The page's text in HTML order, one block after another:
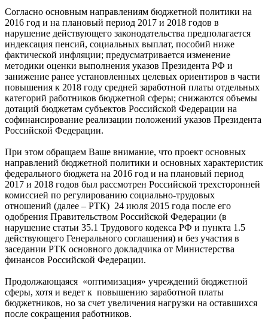
Согласно основным направлениям бюджетной политики на
2016 год и на плановый период 2017 и 2018 годов в
нарушение действующего законодательства предполагается
индексация пенсий, социальных выплат, пособий ниже
фактической инфляции; предусматривается изменение
методики оценки выполнения указов Президента РФ и
занижение ранее установленных целевых ориентиров в части
повышения к 2018 году средней заработной платы отдельных
категорий работников бюджетной сферы; снижаются объемы
дотаций бюджетам субъектов Российской Федерации на
софинансирование реализации положений указов Президента
Российской Федерации.
При этом обращаем Ваше внимание, что проект основных
направлений бюджетной политики и основных характеристик
федерального бюджета на 2016 год и на плановый период
2017 и 2018 годов был рассмотрен Российской трехсторонней
комиссией по регулированию социально-трудовых
отношений (далее – РТК) 24 июля 2015 года после его
одобрения Правительством Российской Федерации (в
нарушение статьи 35.1 Трудового кодекса РФ и пункта 1.5
действующего Генерального соглашения) и без участия в
заседании РТК основного докладчика от Министерства
финансов Российской Федерации.
Продолжающаяся «оптимизация» учреждений бюджетной
сферы, хотя и ведет к повышению заработной платы
бюджетников, но за счет увеличения нагрузки на оставшихся
после сокращения работников.